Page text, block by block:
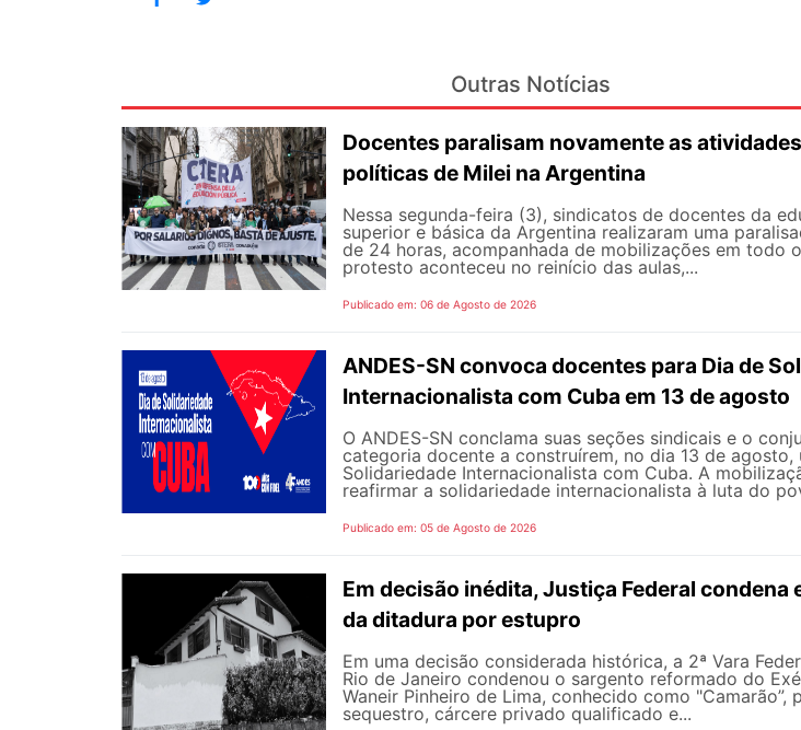
Outras Notícias
Docentes paralisam novamente as
políticas de Milei na Argentina
Nessa segunda-feira (3), sindicatos de docentes da
superior e básica da Argentina realizaram uma
de 24 horas, acompanhada de mobilizações em todo
protesto aconteceu no reinício das aulas,...
Publicado em: 06 de Agosto de 2026
ANDES-SN convoca docentes para Dia de
Internacionalista com Cuba em 13 de agosto
O ANDES-SN conclama suas seções sindicais e o
categoria docente a construírem, no dia 13 de agosto,
Solidariedade Internacionalista com Cuba. A
reafirmar a solidariedade internacionalista à luta do
Publicado em: 05 de Agosto de 2026
Em decisão inédita, Justiça Federal condena
da ditadura por estupro
Em uma decisão considerada histórica, a 2ª Vara
Rio de Janeiro condenou o sargento reformado do
Waneir Pinheiro de Lima, conhecido como "Camarão”,
sequestro, cárcere privado qualificado e...